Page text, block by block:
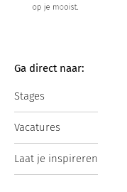
Ga direct naar:
Stages
Vacatures
Laat je inspireren